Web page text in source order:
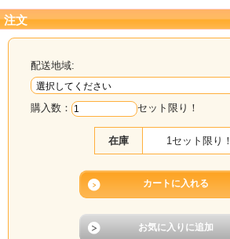
注文
配送地域:
購入数： セット限り！
在庫 1セット限り！